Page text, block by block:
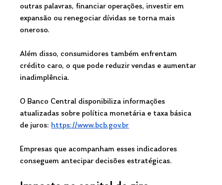
outras palavras, financiar operações, investir em
expansão ou renegociar dívidas se torna mais
oneroso.
Além disso, consumidores também enfrentam
crédito caro, o que pode reduzir vendas e aumentar
inadimplência.
O Banco Central disponibiliza informações
atualizadas sobre política monetária e taxa básica
de juros: https://www.bcb.gov.br
Empresas que acompanham esses indicadores
conseguem antecipar decisões estratégicas.